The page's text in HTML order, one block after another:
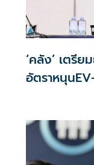
‘คลัง’ เตรี
อัตราหนุน